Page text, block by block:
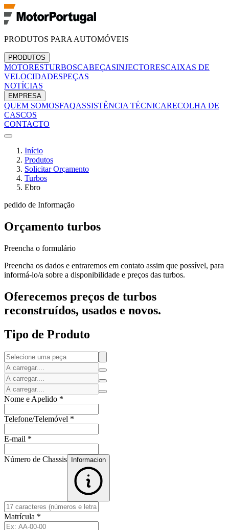
PRODUTOS PARA AUTOMÓVEIS
PRODUTOS
MOTORESTURBOSCABEÇASINJECTORESCAIXAS DE
VELOCIDADESPEÇAS
NOTÍCIAS
EMPRESA
QUEM SOMOSFAQASSISTÊNCIA TÉCNICARECOLHA DE
CASCOS
CONTACTO
Início
Produtos
Solicitar Orçamento
Turbos
Ebro
pedido de Informação
Orçamento turbos
Preencha o formulário
Preencha os dados e entraremos em contato assim que possível, para
informá-lo/a sobre a disponibilidade e preços das turbos.
Oferecemos preços de turbos
reconstruídos, usados e novos.
Tipo de Produto
Nome e Apelido *
Telefone/Telemóvel *
E-mail *
Número de Chassis Informacion
Matrícula *